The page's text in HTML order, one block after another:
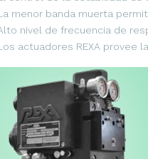
menor banda muerta
nivel de frecuencia de
actuadores REXA provee